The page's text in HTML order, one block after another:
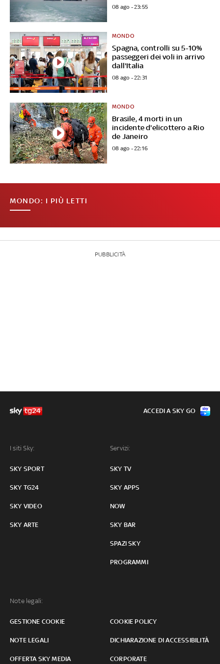
08 ago - 23:55
Spagna, controlli su 5-10%
passeggeri dei voli in arrivo
dall'Italia
MONDO
08 ago - 22:31
Brasile, 4 morti in un
incidente d'elicottero a Rio
de Janeiro
MONDO
08 ago - 22:16
MONDO: I PIÙ LETTI
PUBBLICITÀ
I siti Sky:
SKY SPORT
SKY TG24
SKY VIDEO
SKY ARTE
Servizi:
SKY TV
SKY APPS
NOW
SKY BAR
SPAZI SKY
PROGRAMMI
Note legali:
GESTIONE COOKIE COOKIE POLICY
NOTE LEGALI DICHIARAZIONE DI ACCESSIBILITÀ
OFFERTA SKY MEDIA CORPORATE
ACCEDI A SKY GO